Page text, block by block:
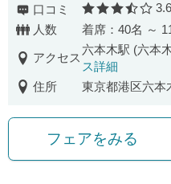
口コミ 口
3.6
人数
着席：40名 ～
アクセス
六本木駅 (六本
ス詳細
住所
東京都港区六本
フェアをみる